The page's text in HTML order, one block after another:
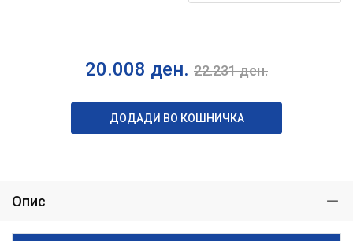
20.008 ден. 22.231ден.
ДОДАДИ ВО КОШНИЧКА
Опис